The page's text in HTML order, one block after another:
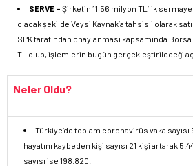
SERVE – Şirketin 11,56 milyon TL’lik
olacak şekilde Veysi Kaynak’a tahsisli olarak
SPK tarafından onaylanması kapsamında Borsa
TL olup, işlemlerin bugün gerçekleştirileceği
Neler Oldu?
Türkiye’de toplam coronavirüs vaka sayısı
hayatını kaybeden kişi sayısı 21 kişi artarak
sayısı ise 198.820.